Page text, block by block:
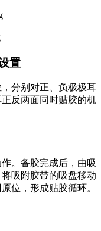
置
分别对正、负极极耳
反两面同时贴胶的机
。备胶完成后，由吸
吸附胶带的吸盘移动
位，形成贴胶循环。